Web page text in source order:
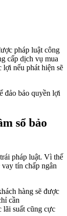
pháp luật công
cấp dịch vụ mua
lợi nếu phát hiện sẽ
đảo bảo quyền lợi
sổ bảo
pháp luật. Vì thế
tín chấp ngân
hàng sẽ được
cần
suất cũng cực